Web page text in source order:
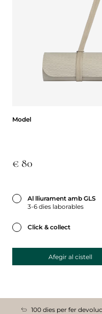
Model
€ 80
Al lliurament amb GLS
3-6 dies laborables
Click & collect
Afegir al cistell
100 dies per fer